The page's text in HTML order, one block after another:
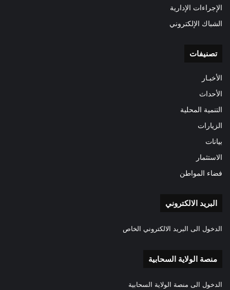
الإجراءات الإدارية
الشباك الإلكتروني
تصنيفات
الأخبـار
الأحداث
التنمية المحلية
الزيارات
بيانات
الاستثمار
فضاء المواطن
البريد الالكتروني
الدخول الى البريد الالكتروني الخاص
منصة الولاية السحابية
الدخول الى منصة الولاية السحابية